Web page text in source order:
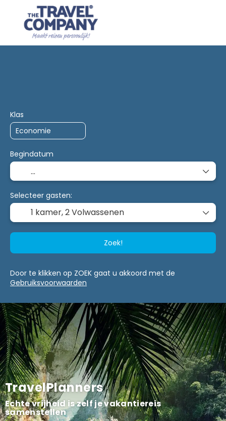
TravelPlanners
Echte vrijheid is zelf je vakantiereis
samenstellen
Klas
Begindatum
Selecteer gasten:
1 kamer,2 Volwassenen
Zoek!
Door te klikken op ZOEK gaat u akkoord met de
Gebruiksvoorwaarden